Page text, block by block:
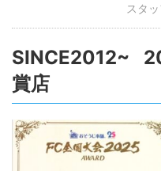
スタ
SINCE2012~
賞店